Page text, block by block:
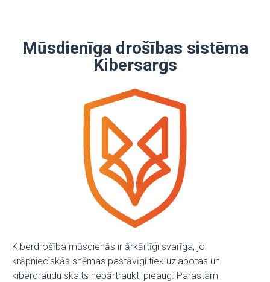
Mūsdienīga drošības sistēma
Kibersargs
Kiberdrošība mūsdienās ir ārkārtīgi svarīga, jo
krāpnieciskās shēmas pastāvīgi tiek uzlabotas un
kiberdraudu skaits nepārtraukti pieaug. Parastam